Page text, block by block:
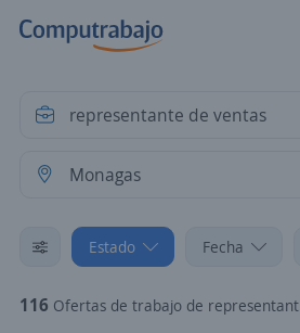
Estado Fecha
116 Ofertas de trabajo de representante de ventas en Monagas